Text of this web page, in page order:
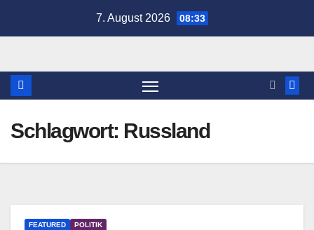
7. August 2026 08:33
Schlagwort: Russland
FEATURED POLITIK